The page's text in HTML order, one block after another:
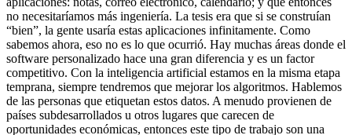
no necesitaríamos más ingeniería. La tesis era que si se construían
“bien”, la gente usaría estas aplicaciones infinitamente. Como
sabemos ahora, eso no es lo que ocurrió. Hay muchas áreas donde el
software personalizado hace una gran diferencia y es un factor
competitivo. Con la inteligencia artificial estamos en la misma etapa
temprana, siempre tendremos que mejorar los algoritmos. Hablemos
de las personas que etiquetan estos datos. A menudo provienen de
países subdesarrollados u otros lugares que carecen de
oportunidades económicas, entonces este tipo de trabajo son una